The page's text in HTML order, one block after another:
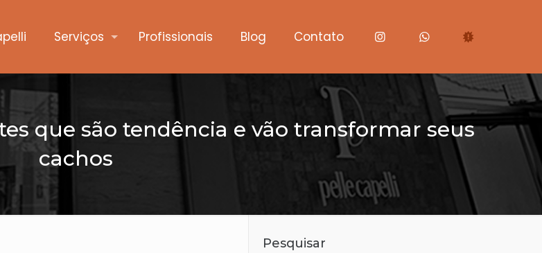
Serviços Profissionais Blog Contato
que são tendência e vão transformar seus
cachos
Pesquisar